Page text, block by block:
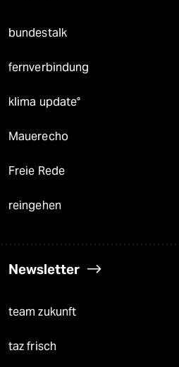
bundestalk
fernverbindung
klima update°
Mauerecho
Freie Rede
reingehen
Newsletter
team zukunft
taz frisch